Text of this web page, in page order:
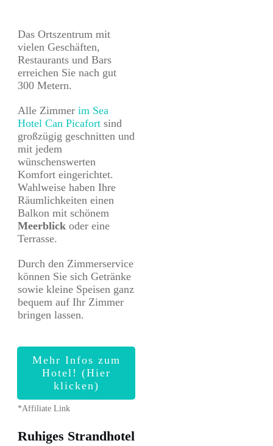
Das Ortszentrum mit
vielen Geschäften,
Restaurants und Bars
erreichen Sie nach gut
300 Metern.
Alle Zimmer im Sea
Hotel Can Picafort sind
großzügig geschnitten und
mit jedem
wünschenswerten
Komfort eingerichtet.
Wahlweise haben Ihre
Räumlichkeiten einen
Balkon mit schönem
Meerblick oder eine
Terrasse.
Durch den Zimmerservice
können Sie sich Getränke
sowie kleine Speisen ganz
bequem auf Ihr Zimmer
bringen lassen.
Mehr Infos zum
Hotel! (Hier
klicken)
*Affiliate Link
Ruhiges Strandhotel